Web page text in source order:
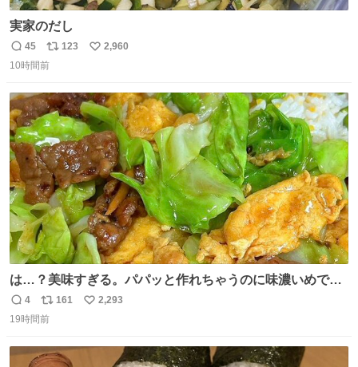
実家のだし
返
信
45
リ
ポ
ト
数
123
い
数
2,960
10時間前
は…？美味すぎる。パパッと作れちゃうのに味濃いめで満
足感エグいの天才だろ🥹
返
信
4
リ
ポ
ト
161
い
2,293
19時間前